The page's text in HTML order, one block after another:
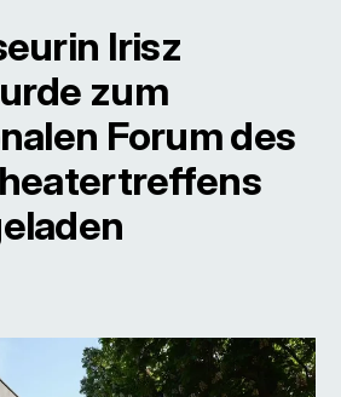
Irisz
zum
Forum des